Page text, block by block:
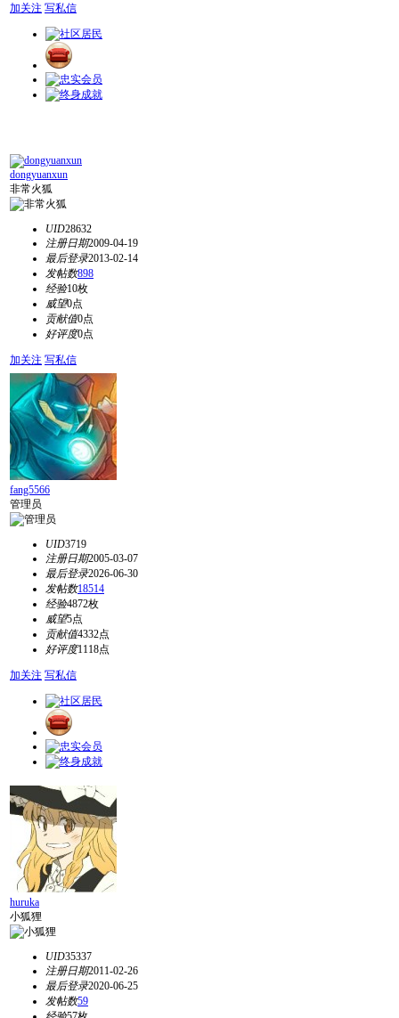
加关注 写私信
dongyuanxun
非常火狐
UID28632
注册日期2009-04-19
最后登录2013-02-14
发帖数898
经验10枚
威望0点
贡献值0点
好评度0点
加关注 写私信
fang5566
管理员
UID3719
注册日期2005-03-07
最后登录2026-06-30
发帖数18514
经验4872枚
威望5点
贡献值4332点
好评度1118点
加关注 写私信
huruka
小狐狸
UID35337
注册日期2011-02-26
最后登录2020-06-25
发帖数59